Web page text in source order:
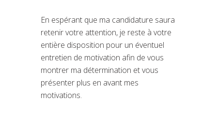
En espérant que ma candidature saura
retenir votre attention, je reste à votre
entière disposition pour un éventuel
entretien de motivation afin de vous
montrer ma détermination et vous
présenter plus en avant mes
motivations.